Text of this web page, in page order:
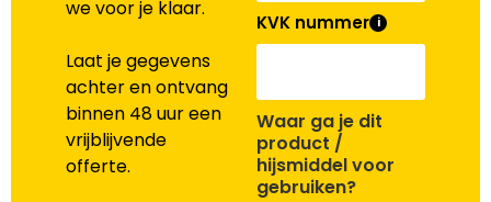
we voor je klaar.
Laat je gegevens
achter en ontvang
binnen 48 uur een
vrijblijvende
offerte.
KVK nummer i
Waar ga je dit
product /
hijsmiddel voor
gebruiken?